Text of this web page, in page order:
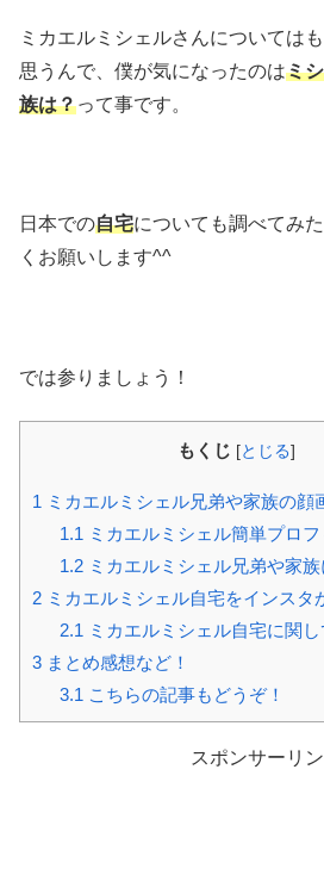
ミカエルミシェルさんについては
思うんで、僕が気になったのはミ
族は？って事です。
日本での自宅についても調べてみ
くお願いします^^
では参りましょう！
もくじ [とじる]
1 ミカエルミシェル兄弟や家族の顔
1.1 ミカエルミシェル簡単プロ
1.2ミカエルミシェル兄弟や家族
2 ミカエルミシェル自宅をインスタ
2.1 ミカエルミシェル自宅に関し
3 まとめ感想など！
3.1 こちらの記事もどうぞ！
スポンサーリ